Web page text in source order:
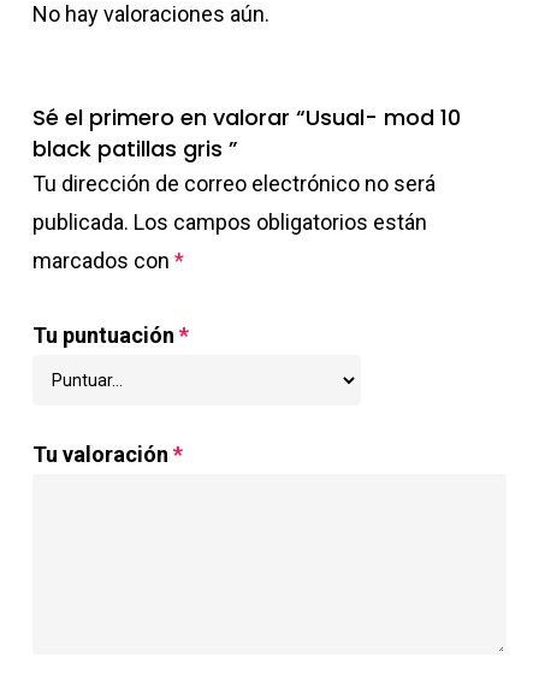
No hay valoraciones aún.
Sé el primero en valorar “Usual- mod 10
black patillas gris ”
Tu dirección de correo electrónico no será
publicada. Los campos obligatorios están
marcados con *
Tu puntuación *
Tu valoración *